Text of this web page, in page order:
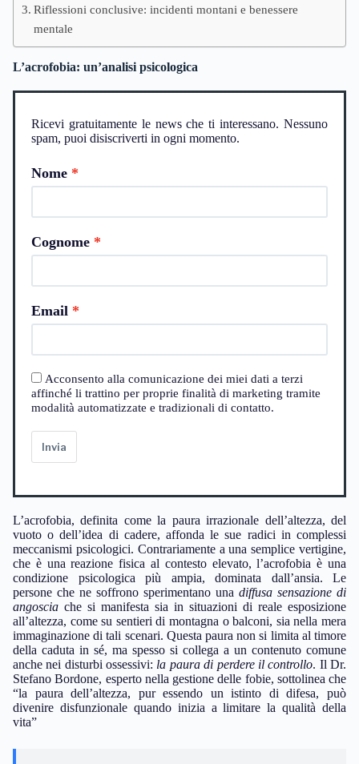
Riflessioni conclusive: incidenti montani e benessere
mentale
L’acrofobia: un’analisi psicologica
Ricevi gratuitamente le news che ti interessano. Nessuno
spam, puoi disiscriverti in ogni momento.
Nome
Cognome
Email
Acconsento alla comunicazione dei miei dati a terzi
affinché li trattino per proprie finalità di marketing tramite
modalità automatizzate e tradizionali di contatto.
Invia
L’acrofobia, definita come la paura irrazionale dell’altezza, del
vuoto o dell’idea di cadere, affonda le sue radici in complessi
meccanismi psicologici. Contrariamente a una semplice vertigine,
che è una reazione fisica al contesto elevato, l’acrofobia è una
condizione psicologica più ampia, dominata dall’ansia. Le
persone che ne soffrono sperimentano una diffusa sensazione di
angoscia che si manifesta sia in situazioni di reale esposizione
all’altezza, come su sentieri di montagna o balconi, sia nella mera
immaginazione di tali scenari. Questa paura non si limita al timore
della caduta in sé, ma spesso si collega a un contenuto comune
anche nei disturbi ossessivi: la paura di perdere il controllo. Il Dr.
Stefano Bordone, esperto nella gestione delle fobie, sottolinea che
“la paura dell’altezza, pur essendo un istinto di difesa, può
divenire disfunzionale quando inizia a limitare la qualità della
vita”